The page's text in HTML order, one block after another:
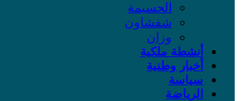
الحسيمة
شفشاون
وزان
أنشطة ملكية
أخبار وطنية
سياسة
الرياضة